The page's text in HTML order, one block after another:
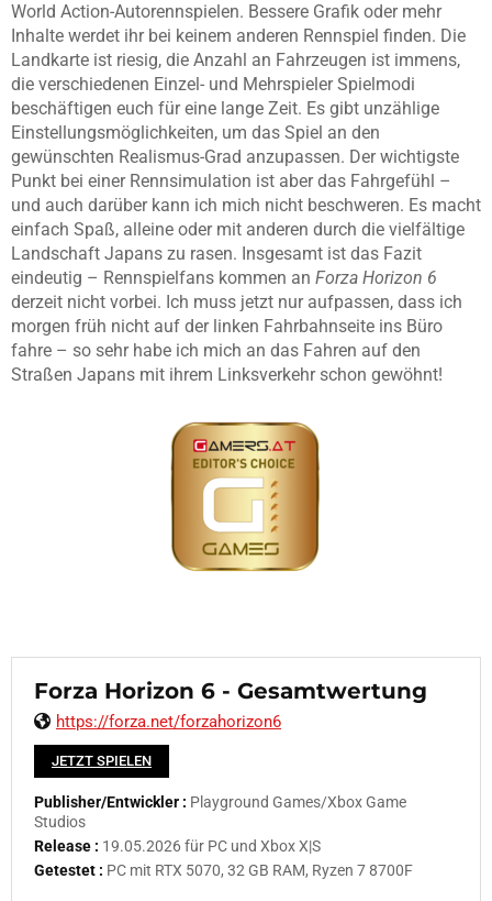
World Action-Autorennspielen. Bessere Grafik oder mehr
Inhalte werdet ihr bei keinem anderen Rennspiel finden. Die
Landkarte ist riesig, die Anzahl an Fahrzeugen ist immens,
die verschiedenen Einzel- und Mehrspieler Spielmodi
beschäftigen euch für eine lange Zeit. Es gibt unzählige
Einstellungsmöglichkeiten, um das Spiel an den
gewünschten Realismus-Grad anzupassen. Der wichtigste
Punkt bei einer Rennsimulation ist aber das Fahrgefühl –
und auch darüber kann ich mich nicht beschweren. Es macht
einfach Spaß, alleine oder mit anderen durch die vielfältige
Landschaft Japans zu rasen. Insgesamt ist das Fazit
eindeutig – Rennspielfans kommen an Forza Horizon 6
derzeit nicht vorbei. Ich muss jetzt nur aufpassen, dass ich
morgen früh nicht auf der linken Fahrbahnseite ins Büro
fahre – so sehr habe ich mich an das Fahren auf den
Straßen Japans mit ihrem Linksverkehr schon gewöhnt!
Forza Horizon 6 - Gesamtwertung
https://forza.net/forzahorizon6
JETZT SPIELEN
Publisher/Entwickler : Playground Games/Xbox Game
Studios
Release : 19.05.2026 für PC und Xbox X|S
Getestet : PC mit RTX 5070, 32 GB RAM, Ryzen 7 8700F